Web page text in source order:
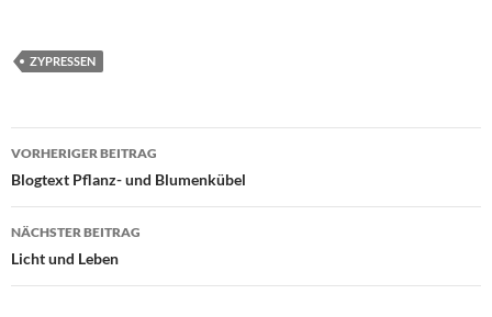
ZYPRESSEN
Beitragsnavigation
VORHERIGER BEITRAG
Blogtext Pflanz- und Blumenkübel
NÄCHSTER BEITRAG
Licht und Leben